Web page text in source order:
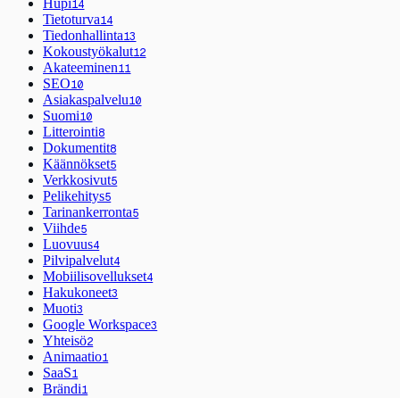
14
Tietoturva14
Tiedonhallinta13
Kokoustyökalut12
Akateeminen11
SEO10
Asiakaspalvelu10
Suomi10
Litterointi8
Dokumentit8
Käännökset5
Verkkosivut5
Pelikehitys5
Tarinankerronta5
Viihde5
Luovuus4
Pilvipalvelut4
Mobiilisovellukset4
Hakukoneet3
Muoti3
Google Workspace3
Yhteisö2
Animaatio1
SaaS1
Brändi1